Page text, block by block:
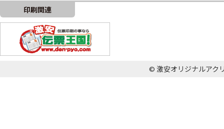
印刷関連
© 激安オリジナルアク